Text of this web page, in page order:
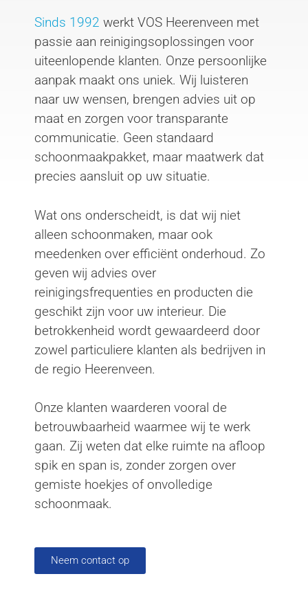
Sinds 1992 werkt VOS Heerenveen met
passie aan reinigingsoplossingen voor
uiteenlopende klanten. Onze persoonlijke
aanpak maakt ons uniek. Wij luisteren
naar uw wensen, brengen advies uit op
maat en zorgen voor transparante
communicatie. Geen standaard
schoonmaakpakket, maar maatwerk dat
precies aansluit op uw situatie.
Wat ons onderscheidt, is dat wij niet
alleen schoonmaken, maar ook
meedenken over efficiënt onderhoud. Zo
geven wij advies over
reinigingsfrequenties en producten die
geschikt zijn voor uw interieur. Die
betrokkenheid wordt gewaardeerd door
zowel particuliere klanten als bedrijven in
de regio Heerenveen.
Onze klanten waarderen vooral de
betrouwbaarheid waarmee wij te werk
gaan. Zij weten dat elke ruimte na afloop
spik en span is, zonder zorgen over
gemiste hoekjes of onvolledige
schoonmaak.
Neem contact op